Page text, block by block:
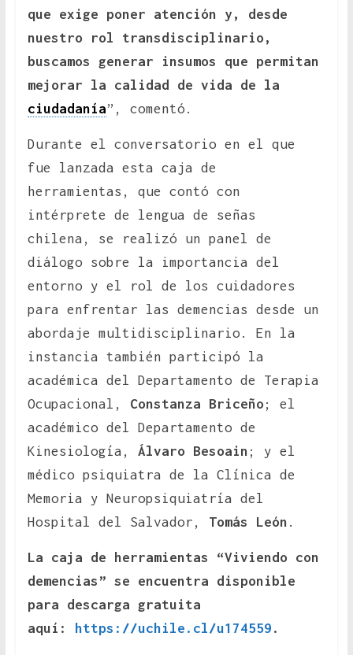
que exige poner atención y, desde
nuestro rol transdisciplinario,
buscamos generar insumos que permitan
mejorar la calidad de vida de la
ciudadanía”, comentó.
Durante el conversatorio en el que
fue lanzada esta caja de
herramientas, que contó con
intérprete de lengua de señas
chilena, se realizó un panel de
diálogo sobre la importancia del
entorno y el rol de los cuidadores
para enfrentar las demencias desde un
abordaje multidisciplinario. En la
instancia también participó la
académica del Departamento de Terapia
Ocupacional,
Constanza Briceño ; el
académico del Departamento de
Kinesiología, Álvaro Besoain ; y el
médico psiquiatra de la Clínica de
Memoria y Neuropsiquiatría del
Hospital del Salvador,
Tomás León .
La caja de herramientas “Viviendo con
demencias” se encuentra disponible
para descarga gratuita
aquí:
https://uchile.cl/u174559 .